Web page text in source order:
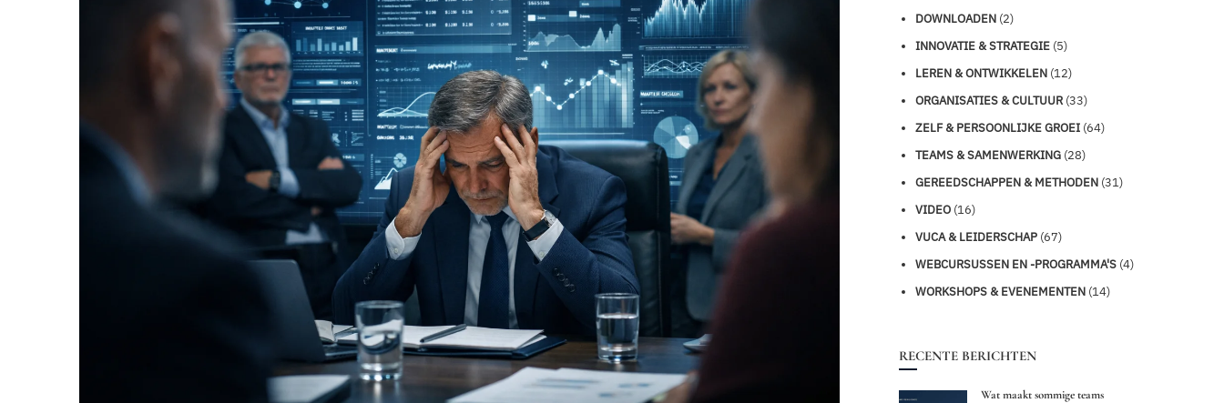
DOWNLOADEN (2)
INNOVATIE & STRATEGIE (5)
LEREN & ONTWIKKELEN (12)
ORGANISATIES & CULTUUR (33)
ZELF & PERSOONLIJKE GROEI (64)
TEAMS & SAMENWERKING (28)
GEREEDSCHAPPEN & METHODEN (31)
VIDEO (16)
VUCA & LEIDERSCHAP (67)
WEBCURSUSSEN EN -PROGRAMMA'S (4)
WORKSHOPS & EVENEMENTEN (14)
RECENTE BERICHTEN
Wat maakt sommige teams